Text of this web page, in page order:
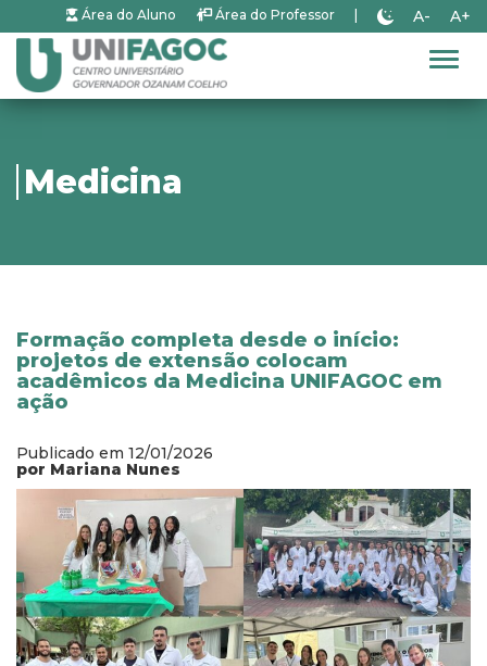
Área do Aluno Área do Professor A- A+
Medicina
Formação completa desde o início:
projetos de extensão colocam
acadêmicos da Medicina UNIFAGOC em
ação
Publicado em 12/01/2026
por Mariana Nunes